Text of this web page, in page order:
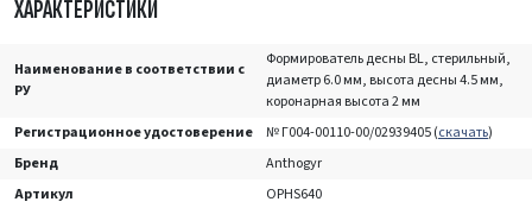
ХАРАКТЕРИСТИКИ
Наименование в соответствии с
РУ
Формирователь десны BL, стерильный,
диаметр 6.0 мм, высота десны 4.5 мм,
коронарная высота 2 мм
Регистрационное удостоверение
№ Г004-00110-00/02939405 (скачать)
Бренд
Anthogyr
Артикул
OPHS640